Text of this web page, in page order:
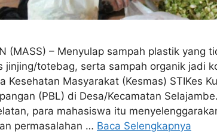
(MASS) – Menyulap sampah plastik yang
jinjing/totebag, serta sampah organik jadi
Kesehatan Masyarakat (Kesmas) STIKes
(PBL) di Desa/Kecamatan
para mahasiswa itu
permasalahan … Baca Selengkapnya